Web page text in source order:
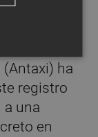
ha
registro
a una
en